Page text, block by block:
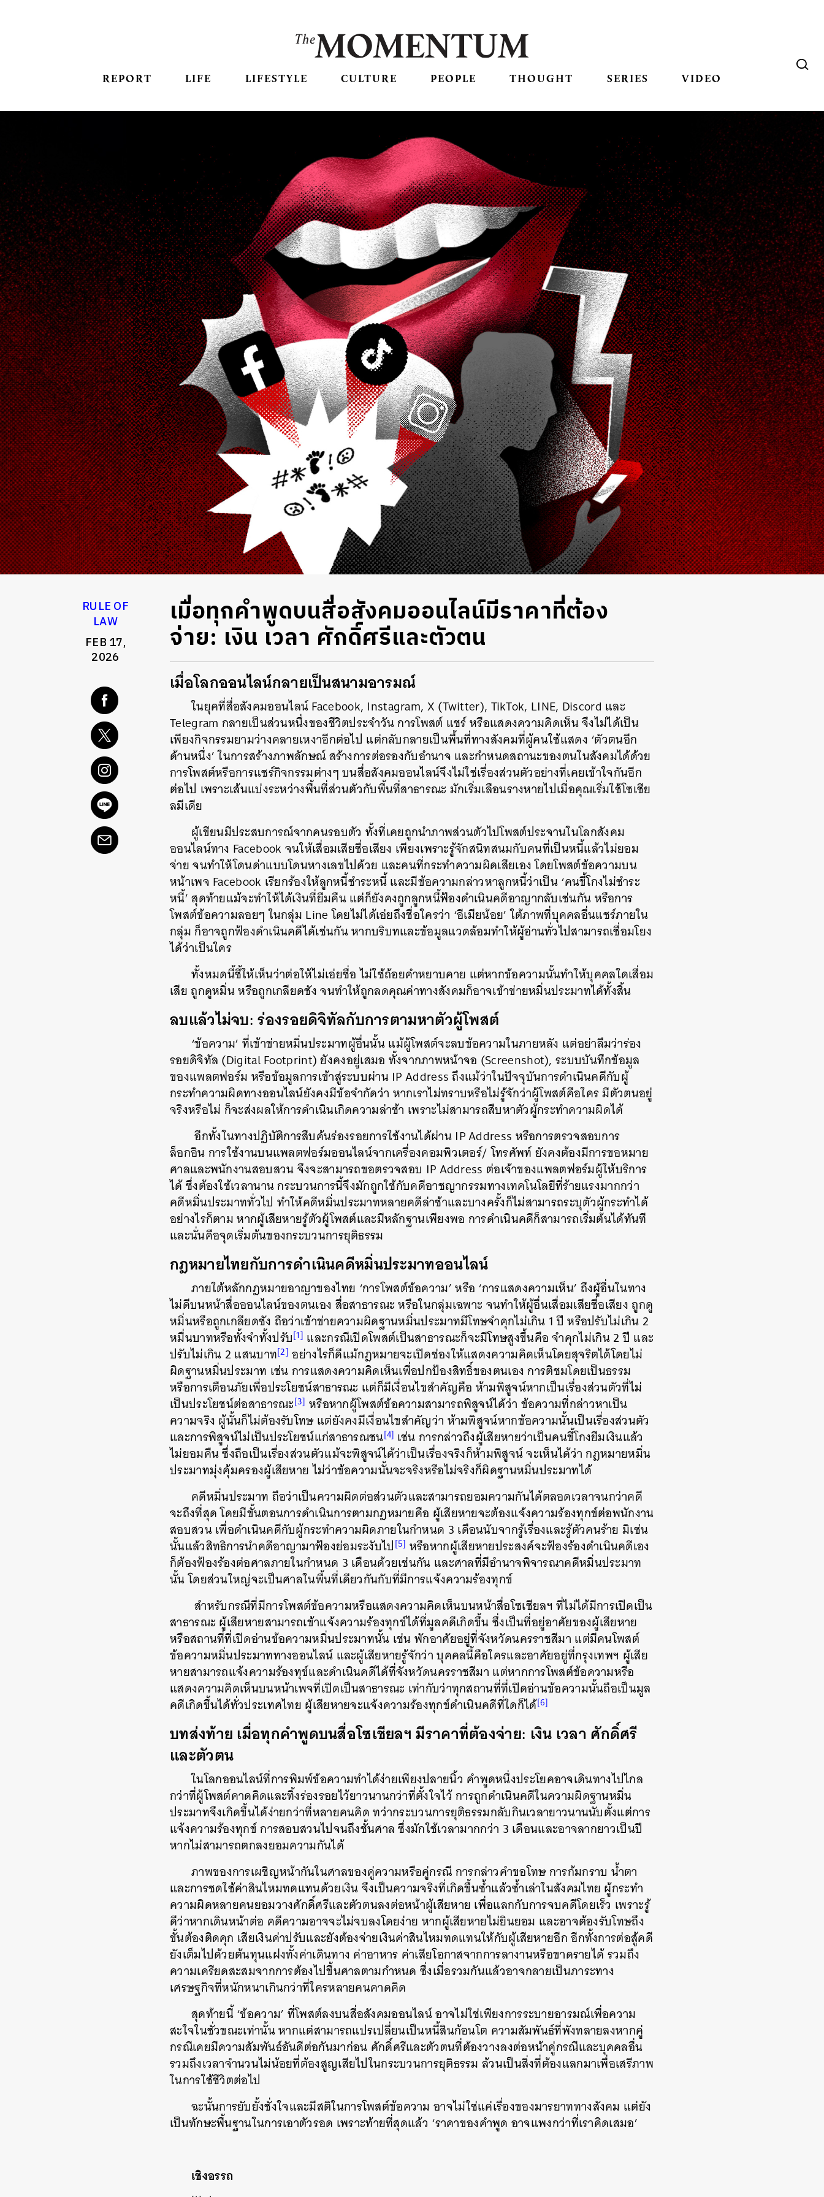
REPORT LIFE LIFESTYLE CULTURE PEOPLE THOUGHT SERIES VIDEO
RULE OF
LAW
FEB 17,
2026
เมื่อทุกคำพูดบนสื่อสังคม​​ออนไลน์มีราคาที่ต้อง
จ่าย: เงิน เวลา ศักดิ์ศรีและตัวตน
เมื่อโลกออนไลน์กลายเป็นสนามอารมณ์
ในยุคที่สื่อสังคมออนไลน์ Facebook, Instagram, X (Twitter), TikTok, LINE, Discord และ
Telegram กลายเป็นส่วนหนึ่งของชีวิตประจำวัน การโพสต์ แชร์ หรือแสดงความคิดเห็น จึงไม่ได้เป็น
เพียงกิจกรรมยามว่างคลายเหงาอีกต่อไป แต่กลับกลายเป็นพื้นที่ทางสังคมที่ผู้คนใช้แสดง ‘ตัวตนอีก
ด้านหนึ่ง’ ในการสร้างภาพลักษณ์ สร้างการต่อรองกับอำนาจ และกำหนดสถานะของตนในสังคมได้ด้วย
การโพสต์หรือการแชร์กิจกรรมต่างๆ บนสื่อสังคมออนไลน์จึงไม่ใช่เรื่องส่วนตัวอย่างที่เคยเข้าใจกันอีก
ต่อไป เพราะเส้นแบ่งระหว่างพื้นที่ส่วนตัวกับพื้นที่สาธารณะ มักเริ่มเลือนรางหายไปเมื่อคุณเริ่มใช้โซเชีย
ลมีเดีย
ผู้เขียนมีประสบการณ์จากคนรอบตัว ทั้งที่เคยถูกนำภาพส่วนตัวไปโพสต์ประจานในโลกสังคม
ออนไลน์ทาง Facebook จนให้เสื่อมเสียชื่อเสียง เพียงเพราะรู้จักสนิทสนมกับคนที่เป็นหนี้แล้วไม่ยอม
จ่าย จนทำให้โดนด่าแบบโดนหางเลขไปด้วย และคนที่กระทำความผิดเสียเอง โดยโพสต์ข้อความบน
หน้าเพจ Facebook เรียกร้องให้ลูกหนี้ชำระหนี้ และมีข้อความกล่าวหาลูกหนี้ว่าเป็น ‘คนขี้โกงไม่ชำระ
หนี้’ สุดท้ายแม้จะทำให้ได้เงินที่ยืมคืน แต่ก็ยังคงถูกลูกหนี้ฟ้องดำเนินคดีอาญากลับเช่นกัน หรือการ
โพสต์ข้อความลอยๆ ในกลุ่ม Line โดยไม่ได้เอ่ยถึงชื่อใครว่า ‘อีเมียน้อย’ ใต้ภาพที่บุคคลอื่นแชร์ภายใน
กลุ่ม ก็อาจถูกฟ้องดำเนินคดีได้เช่นกัน หากบริบทและข้อมูลแวดล้อมทำให้ผู้อ่านทั่วไปสามารถเชื่อมโยง
ได้ว่าเป็นใคร
ทั้งหมดนี้ชี้ให้เห็นว่าต่อให้ไม่เอ่ยชื่อ ไม่ใช้ถ้อยคำหยาบคาย แต่หากข้อความนั้นทำให้บุคคลใดเสื่อม
เสีย ถูกดูหมิ่น หรือถูกเกลียดชัง จนทำให้ถูกลดคุณค่าทางสังคมก็อาจเข้าข่ายหมิ่นประมาทได้ทั้งสิ้น
ลบแล้วไม่จบ: ร่องรอยดิจิทัลกับการตามหาตัวผู้โพสต์
‘ข้อความ’ ที่เข้าข่ายหมิ่นประมาทผู้อื่นนั้น แม้ผู้โพสต์จะลบข้อความในภายหลัง แต่อย่าลืมว่าร่อง
รอยดิจิทัล (Digital Footprint) ยังคงอยู่เสมอ ทั้งจากภาพหน้าจอ (Screenshot), ระบบบันทึกข้อมูล
ของแพลตฟอร์ม หรือข้อมูลการเข้าสู่ระบบผ่าน IP Address ถึงแม้ว่าในปัจจุบันการดำเนินคดีกับผู้
กระทำความผิดทางออนไลน์ยังคงมีข้อจำกัดว่า หากเราไม่ทราบหรือไม่รู้จักว่าผู้โพสต์คือใคร มีตัวตนอยู่
จริงหรือไม่ ก็จะส่งผลให้การดำเนินเกิดความล่าช้า เพราะไม่สามารถสืบหาตัวผู้กระทำความผิดได้
อีกทั้งในทางปฏิบัติการสืบค้นร่องรอยการใช้งานได้ผ่าน IP Address หรือการตรวจสอบการ
ล็อกอิน การใช้งานบนแพลตฟอร์มออนไลน์จากเครื่องคอมพิวเตอร์/ โทรศัพท์ ยังคงต้องมีการขอหมาย
ศาลและพนักงานสอบสวน จึงจะสามารถขอตรวจสอบ IP Address ต่อเจ้าของแพลตฟอร์มผู้ให้บริการ
ได้ ซึ่งต้องใช้เวลานาน กระบวนการนี้จึงมักถูกใช้กับคดีอาชญากรรมทางเทคโนโลยีที่ร้ายแรงมากกว่า
คดีหมิ่นประมาททั่วไป ทำให้คดีหมิ่นประมาทหลายคดีล่าช้าและบางครั้งก็ไม่สามารถระบุตัวผู้กระทำได้
อย่างไรก็ตาม หากผู้เสียหายรู้ตัวผู้โพสต์และมีหลักฐานเพียงพอ การดำเนินคดีก็สามารถเริ่มต้นได้ทันที
และนั่นคือจุดเริ่มต้นของกระบวนการยุติธรรม
กฎหมายไทยกับการดำเนินคดีหมิ่นประมาทออนไลน์
ภายใต้หลักกฎหมายอาญาของไทย ‘การโพสต์ข้อความ’ หรือ ‘การแสดงความเห็น’ ถึงผู้อื่นในทาง
ไม่ดีบนหน้าสื่อออนไลน์ของตนเอง สื่อสาธารณะ หรือในกลุ่มเฉพาะ จนทำให้ผู้อื่นเสื่อมเสียชื่อเสียง ถูกดู
หมิ่นหรือถูกเกลียดชัง ถือว่าเข้าข่ายความผิดฐานหมิ่นประมาทมีโทษจำคุกไม่เกิน 1 ปี หรือปรับไม่เกิน 2
หมื่นบาทหรือทั้งจำทั้งปรับ[1] และกรณีเปิดโพสต์เป็นสาธารณะก็จะมีโทษสูงขึ้นคือ จำคุกไม่เกิน 2 ปี และ
ปรับไม่เกิน 2 แสนบาท[2] อย่างไรก็ดีแม้กฎหมายจะเปิดช่องให้แสดงความคิดเห็นโดยสุจริตได้โดยไม่
ผิดฐานหมิ่นประมาท เช่น การแสดงความคิดเห็นเพื่อปกป้องสิทธิ์ของตนเอง การติชมโดยเป็นธรรม
หรือการเตือนภัยเพื่อประโยชน์สาธารณะ แต่ก็มีเงื่อนไขสำคัญคือ ห้ามพิสูจน์หากเป็นเรื่องส่วนตัวที่ไม่
เป็นประโยชน์ต่อสาธารณะ[3] หรือหากผู้โพสต์ข้อความสามารถพิสูจน์ได้ว่า ข้อความที่กล่าวหาเป็น
ความจริง ผู้นั้นก็ไม่ต้องรับโทษ แต่ยังคงมีเงื่อนไขสำคัญว่า ห้ามพิสูจน์หากข้อความนั้นเป็นเรื่องส่วนตัว
และการพิสูจน์ไม่เป็นประโยชน์แก่สาธารณชน[4] เช่น การกล่าวถึงผู้เสียหายว่าเป็นคนขี้โกงยืมเงินแล้ว
ไม่ยอมคืน ซึ่งถือเป็นเรื่องส่วนตัวแม้จะพิสูจน์ได้ว่าเป็นเรื่องจริงก็ห้ามพิสูจน์ จะเห็นได้ว่า กฎหมายหมิ่น
ประมาทมุ่งคุ้มครองผู้เสียหาย ไม่ว่าข้อความนั้นจะจริงหรือไม่จริงก็ผิดฐานหมิ่นประมาทได้
คดีหมิ่นประมาท ถือว่าเป็นความผิดต่อส่วนตัวและสามารถยอมความกันได้ตลอดเวลาจนกว่าคดี
จะถึงที่สุด โดยมีขั้นตอนการดำเนินการตามกฎหมายคือ ผู้เสียหายจะต้องแจ้งความร้องทุกข์ต่อพนักงาน
สอบสวน เพื่อดำเนินคดีกับผู้กระทำความผิดภายในกำหนด 3 เดือนนับจากรู้เรื่องและรู้ตัวคนร้าย มิเช่น
นั้นแล้วสิทธิการนำคดีอาญามาฟ้องย่อมระงับไป[5] หรือหากผู้เสียหายประสงค์จะฟ้องร้องดำเนินคดีเอง
ก็ต้องฟ้องร้องต่อศาลภายในกำหนด 3 เดือนด้วยเช่นกัน และศาลที่มีอำนาจพิจารณาคดีหมิ่นประมาท
นั้น โดยส่วนใหญ่จะเป็นศาลในพื้นที่เดียวกันกับที่มีการแจ้งความร้องทุกข์
สำหรับกรณีที่มีการโพสต์ข้อความหรือแสดงความคิดเห็นบนหน้าสื่อโซเชียลฯ ที่ไม่ได้มีการเปิดเป็น
สาธารณะ ผู้เสียหายสามารถเข้าแจ้งความร้องทุกข์ได้ที่มูลคดีเกิดขึ้น ซึ่งเป็นที่อยู่อาศัยของผู้เสียหาย
หรือสถานที่ที่เปิดอ่านข้อความหมิ่นประมาทนั้น เช่น พักอาศัยอยู่ที่จังหวัดนครราชสีมา แต่มีคนโพสต์
ข้อความหมิ่นประมาททางออนไลน์ และผู้เสียหายรู้จักว่า บุคคลนี้คือใครและอาศัยอยู่ที่กรุงเทพฯ ผู้เสีย
หายสามารถแจ้งความร้องทุข์และดำเนินคดีได้ที่จังหวัดนครราชสีมา แต่หากการโพสต์ข้อความหรือ
แสดงความคิดเห็นบนหน้าเพจที่เปิดเป็นสาธารณะ เท่ากับว่าทุกสถานที่ที่เปิดอ่านข้อความนั้นถือเป็นมูล
คดีเกิดขึ้นได้ทั่วประเทศไทย ผู้เสียหายจะแจ้งความร้องทุกข์ดำเนินคดีที่ใดก็ได้[6]
บทส่งท้าย เมื่อทุกคำพูดบนสื่อโซเชียลฯ มีราคาที่ต้องจ่าย: เงิน เวลา ศักดิ์ศรี
และตัวตน
ในโลกออนไลน์ที่การพิมพ์ข้อความทำได้ง่ายเพียงปลายนิ้ว คำพูดหนึ่งประโยคอาจเดินทางไปไกล
กว่าที่ผู้โพสต์คาดคิดและทิ้งร่องรอยไว้ยาวนานกว่าที่ตั้งใจไว้ การถูกดำเนินคดีในความผิดฐานหมิ่น
ประมาทจึงเกิดขึ้นได้ง่ายกว่าที่หลายคนคิด ทว่ากระบวนการยุติธรรมกลับกินเวลายาวนานนับตั้งแต่การ
แจ้งความร้องทุกข์ การสอบสวนไปจนถึงชั้นศาล ซึ่งมักใช้เวลามากกว่า 3 เดือนและอาจลากยาวเป็นปี
หากไม่สามารถตกลงยอมความกันได้
ภาพของการเผชิญหน้ากันในศาลของคู่ความหรือคู่กรณี การกล่าวคำขอโทษ การก้มกราบ น้ำตา
และการชดใช้ค่าสินไหมทดแทนด้วยเงิน จึงเป็นความจริงที่เกิดขึ้นซ้ำแล้วซ้ำเล่าในสังคมไทย ผู้กระทำ
ความผิดหลายคนยอมวางศักดิ์ศรีและตัวตนลงต่อหน้าผู้เสียหาย เพื่อแลกกับการจบคดีโดยเร็ว เพราะรู้
ดีว่าหากเดินหน้าต่อ คดีความอาจจะไม่จบลงโดยง่าย หากผู้เสียหายไม่ยินยอม และอาจต้องรับโทษถึง
ขั้นต้องติดคุก เสียเงินค่าปรับและยังต้องจ่ายเงินค่าสินไหมทดแทนให้กับผู้เสียหายอีก อีกทั้งการต่อสู้คดี
ยังเต็มไปด้วยต้นทุนแฝงทั้งค่าเดินทาง ค่าอาหาร ค่าเสียโอกาสจากการลางานหรือขาดรายได้ รวมถึง
ความเครียดสะสมจากการต้องไปขึ้นศาลตามกำหนด ซึ่งเมื่อรวมกันแล้วอาจกลายเป็นภาระทาง
เศรษฐกิจที่หนักหนาเกินกว่าที่ใครหลายคนคาดคิด
สุดท้ายนี้ ‘ข้อความ’ ที่โพสต์ลงบนสื่อสังคมออนไลน์ อาจไม่ใช่เพียงการระบายอารมณ์เพื่อความ
สะใจในชั่วขณะเท่านั้น หากแต่สามารถแปรเปลี่ยนเป็นหนี้สินก้อนโต ความสัมพันธ์ที่พังทลายลงหากคู่
กรณีเคยมีความสัมพันธ์อันดีต่อกันมาก่อน ศักดิ์ศรีและตัวตนที่ต้องวางลงต่อหน้าคู่กรณีและบุคคลอื่น
รวมถึงเวลาจำนวนไม่น้อยที่ต้องสูญเสียไปในกระบวนการยุติธรรม ล้วนเป็นสิ่งที่ต้องแลกมาเพื่อเสรีภาพ
ในการใช้ชีวิตต่อไป
ฉะนั้นการยับยั้งชั่งใจและมีสติในการโพสต์ข้อความ อาจไม่ใช่แค่เรื่องของมารยาททางสังคม แต่ยัง
เป็นทักษะพื้นฐานในการเอาตัวรอด เพราะท้ายที่สุดแล้ว ‘ราคาของคำพูด อาจแพงกว่าที่เราคิดเสมอ’
เชิงอรรถ
ค้นหา
SHARE TWEET LINE EMAIL